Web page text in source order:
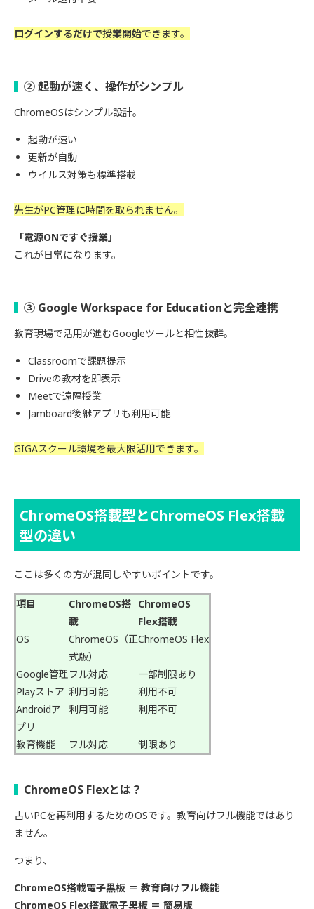
ログインするだけで授業開始できます。
② 起動が速く、操作がシンプル
ChromeOSはシンプル設計。
起動が速い
更新が自動
ウイルス対策も標準搭載
先生がPC管理に時間を取られません。
「電源ONですぐ授業」
これが日常になります。
③ Google Workspace for Educationと完全連携
教育現場で活用が進むGoogleツールと相性抜群。
Classroomで課題提示
Driveの教材を即表示
Meetで遠隔授業
Jamboard後継アプリも利用可能
GIGAスクール環境を最大限活用できます。
ChromeOS搭載型とChromeOS Flex搭載
型の違い
ここは多くの方が混同しやすいポイントです。
項目
ChromeOS搭
載
ChromeOS
Flex搭載
OS
ChromeOS（正
式版）
ChromeOS Flex
Google管理フル対応
一部制限あり
Playストア 利用可能
利用不可
Androidア
プリ
利用可能 利用不可
教育機能 フル対応 制限あり
ChromeOS Flexとは？
古いPCを再利用するためのOSです。教育向けフル機能ではあり
ません。
つまり、
ChromeOS搭載電子黒板 ＝ 教育向けフル機能
ChromeOS Flex搭載電子黒板 ＝ 簡易版